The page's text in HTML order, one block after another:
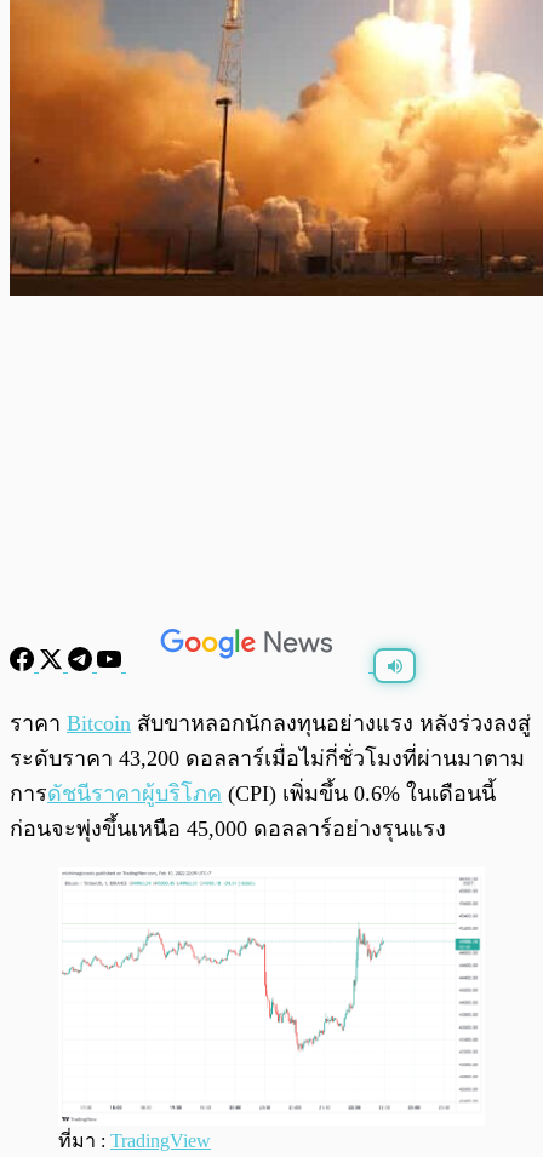
/ 0:00
ราคา Bitcoin สับขาหลอกนักลงทุนอย่างแรง หลังร่วงลงสู่
ระดับราคา 43,200 ดอลลาร์เมื่อไม่กี่ชั่วโมงที่ผ่านมาตาม
การดัชนีราคาผู้บริโภค (CPI) เพิ่มขึ้น 0.6% ในเดือนนี้
ก่อนจะพุ่งขึ้นเหนือ 45,000 ดอลลาร์อย่างรุนแรง
ที่มา : TradingView